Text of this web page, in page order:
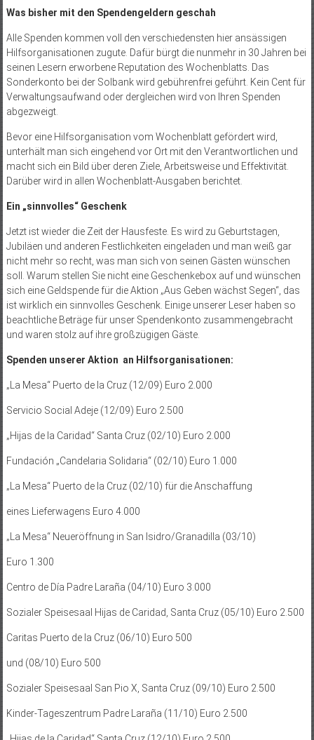
Was bisher mit den Spendengeldern geschah
Alle Spenden kommen voll den verschiedensten hier ansässigen
Hilfsorganisationen zugute. Dafür bürgt die nunmehr in 30 Jahren bei
seinen Lesern erworbene Reputation des Wochenblatts. Das
Sonderkonto bei der Solbank wird gebührenfrei geführt. Kein Cent für
Verwaltungsaufwand oder dergleichen wird von Ihren Spenden
abgezweigt.
Bevor eine Hilfsorganisation vom Wochenblatt gefördert wird,
unterhält man sich eingehend vor Ort mit den Verantwortlichen und
macht sich ein Bild über deren Ziele, Arbeitsweise und Effektivität.
Darüber wird in allen Wochenblatt-Ausgaben berichtet.
Ein „sinnvolles“ Geschenk
Jetzt ist wieder die Zeit der Hausfeste. Es wird zu Geburtstagen,
Jubiläen und anderen Festlichkeiten eingeladen und man weiß gar
nicht mehr so recht, was man sich von seinen Gästen wünschen
soll. Warum stellen Sie nicht eine Geschenkebox auf und wünschen
sich eine Geldspende für die Aktion „Aus Geben wächst Segen“, das
ist wirklich ein sinnvolles Geschenk. Einige unserer Leser haben so
beachtliche Beträge für unser Spendenkonto zusammengebracht
und waren stolz auf ihre großzügigen Gäste.
Spenden unserer Aktion an Hilfsorganisationen:
„La Mesa“ Puerto de la Cruz (12/09) Euro 2.000
Servicio Social Adeje (12/09) Euro 2.500
„Hijas de la Caridad“ Santa Cruz (02/10) Euro 2.000
Fundación „Candelaria Solidaria“ (02/10) Euro 1.000
„La Mesa“ Puerto de la Cruz (02/10) für die Anschaffung
eines Lieferwagens Euro 4.000
„La Mesa“ Neueröffnung in San Isidro/Granadilla (03/10)
Euro 1.300
Centro de Día Padre Laraña (04/10) Euro 3.000
Sozialer Speisesaal Hijas de Caridad, Santa Cruz (05/10) Euro 2.500
Caritas Puerto de la Cruz (06/10) Euro 500
und (08/10) Euro 500
Sozialer Speisesaal San Pio X, Santa Cruz (09/10) Euro 2.500
Kinder-Tageszentrum Padre Laraña (11/10) Euro 2.500